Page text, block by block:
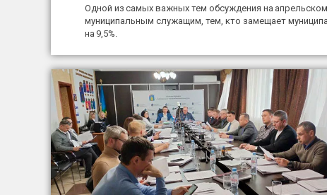
Одной из самых важных тем обсуждения на
муниципальным служащим, тем, кто замещает
на 9,5%.